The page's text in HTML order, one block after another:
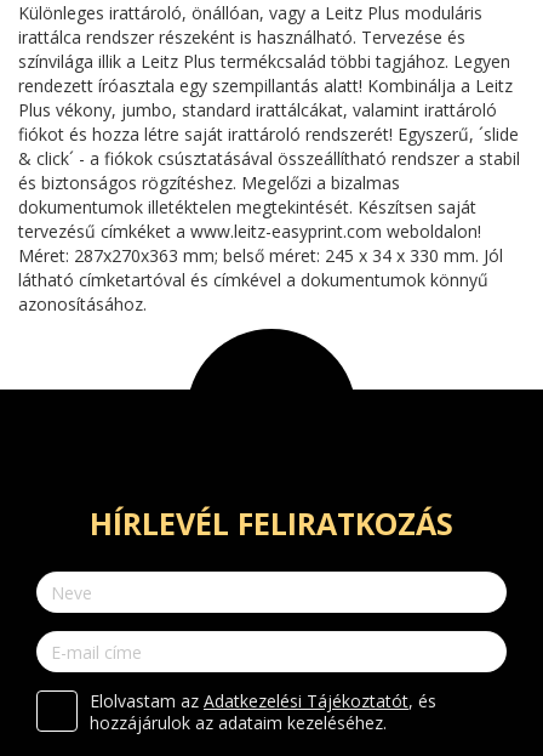
Különleges irattároló, önállóan, vagy a Leitz Plus moduláris
irattálca rendszer részeként is használható. Tervezése és
színvilága illik a Leitz Plus termékcsalád többi tagjához. Legyen
rendezett íróasztala egy szempillantás alatt! Kombinálja a Leitz
Plus vékony, jumbo, standard irattálcákat, valamint irattároló
fiókot és hozza létre saját irattároló rendszerét! Egyszerű, ´slide
& click´ - a fiókok csúsztatásával összeállítható rendszer a stabil
és biztonságos rögzítéshez. Megelőzi a bizalmas
dokumentumok illetéktelen megtekintését. Készítsen saját
tervezésű címkéket a www.leitz-easyprint.com weboldalon!
Méret: 287x270x363 mm; belső méret: 245 x 34 x 330 mm. Jól
látható címketartóval és címkével a dokumentumok könnyű
azonosításához.
HÍRLEVÉL FELIRATKOZÁS
Elolvastam az Adatkezelési Tájékoztatót, és
hozzájárulok az adataim kezeléséhez.